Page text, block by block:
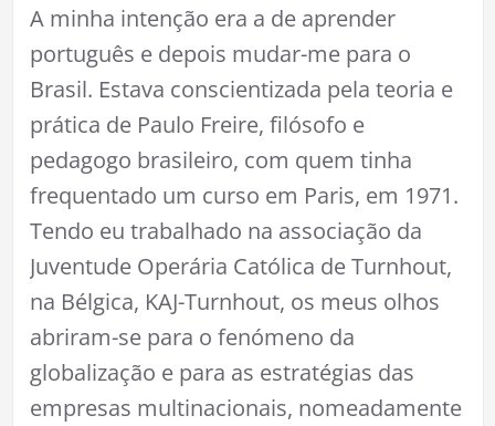
A minha intenção era a de aprender
português e depois mudar-me para o
Brasil. Estava conscientizada pela teoria e
prática de Paulo Freire, filósofo e
pedagogo brasileiro, com quem tinha
frequentado um curso em Paris, em 1971.
Tendo eu trabalhado na associação da
Juventude Operária Católica de Turnhout,
na Bélgica, KAJ-Turnhout, os meus olhos
abriram-se para o fenómeno da
globalização e para as estratégias das
empresas multinacionais, nomeadamente